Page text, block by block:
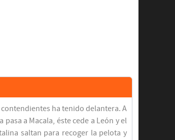
ha tenido delantera. A
a Macala, éste cede a León y el
saltan para recoger la pelota y